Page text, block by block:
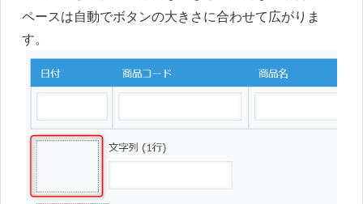
ペースは自動でボタンの大きさに合わせて広がりま
す。